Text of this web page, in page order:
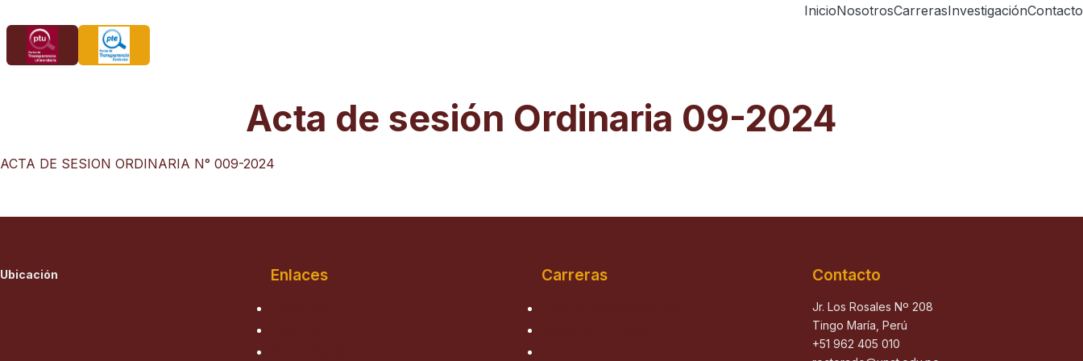
al
contenido
InicioNosotrosCarrerasInvestigaciónContacto
Acta de sesión Ordinaria 09-2024
ACTA DE SESION ORDINARIA N° 009-2024
Ubicación Enlaces Carreras Contacto
Jr. Los Rosales Nº 208
Tingo María, Perú
+51 962 405 010